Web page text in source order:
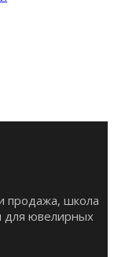
продажа, школа
для ювелирных